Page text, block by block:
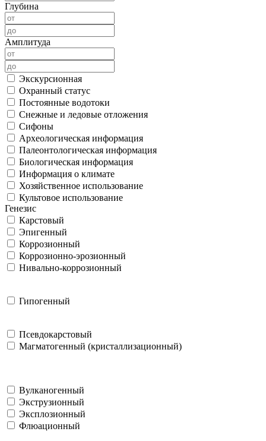
Глубина
Амплитуда
Экскурсионная
Охранный статус
Постоянные водотоки
Снежные и ледовые отложения
Сифоны
Археологическая информация
Палеонтологическая информация
Биологическая информация
Информация о климате
Хозяйственное использование
Культовое использование
Генезис
Карстовый
Эпигенный
Коррозионный
Коррозионно-эрозионный
Нивально-коррозионный
Гипогенный
Псевдокарстовый
Магматогенный (кристаллизационный)
Вулканогенный
Экструзионный
Эксплозионный
Флюационный